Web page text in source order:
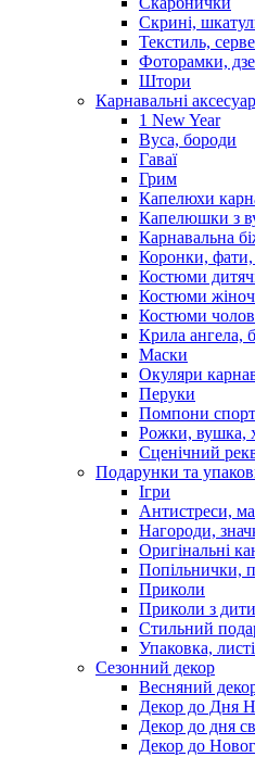
Скрині,
Текстиль,
Фоторамки,
Штори
Карнавальні
1 New Year
Вуса, бороди
Гаваї
Грим
Капелюхи
Капелюшки з
Карнавальна
Коронки, фати,
Костюми
Костюми
Костюми
Крила ангела,
Маски
Окуляри
Перуки
Помпони
Рожки, вушка,
Сценічний
Подарунки та
Ігри
Антистреси,
Нагороди,
Оригінальні
Попільнички,
Приколи
Приколи з
Стильний
Упаковка,
Сезонний декор
Весняний
Декор до Дня
Декор до дня
Декор до